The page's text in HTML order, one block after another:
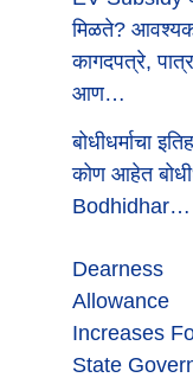
मिळते?
कागदपत्रे,
आण…
बोधीधर्माचा
कोण आहेत
Bodhidhar…
Dearness
Allowance
Increases
State